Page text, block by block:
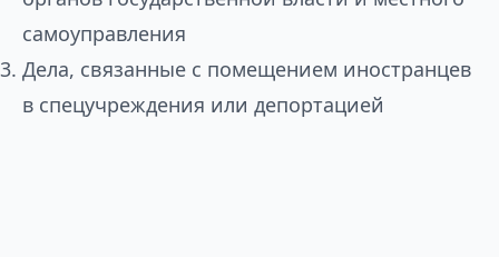
самоуправления
Дела, связанные с помещением иностранцев
в спецучреждения или депортацией